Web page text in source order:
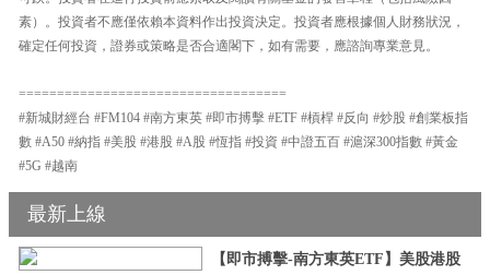
素）。投資者不應僅依賴本資料作出投資決定。投資者應根據個人財務狀況，
確定任何投資，證券或策略是否合適閣下，如有需要，應諮詢專業意見。
===================================
#新城財經台 #FM104 #南方東英 #即市搏擊 #ETF #槓桿 #反向 #炒股 #創業板指
數 #A50 #納指 #美股 #港股 #A股 #恆指 #投資 #中證五百 #滬深300指數 #黃金
#5G #越南
最新上線
【即市搏擊-南方東英ETF】美股港股